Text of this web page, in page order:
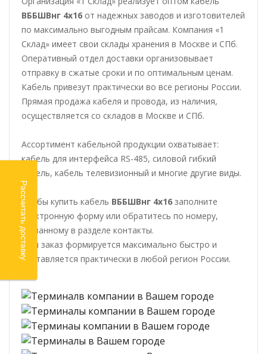
ВББШВнг 4х16 от надежных заводов и изготовителей
по максимально выгодным прайсам. Компания «1
Склад» имеет свои склады хранения в Москве и СПб.
Оперативный отдел доставки организовывает
отправку в сжатые сроки и по оптимальным ценам.
Кабель привезут практически во все регионы России.
Прямая продажа кабеля и провода, из наличия,
осуществляется со складов в Москве и СПб.
Ассортимент кабельной продукции охватывает:
кабель для интерфейса RS-485, силовой гибкий
кабель, кабель телевизионный и многие другие виды.
Чтобы купить кабель ВББШВнг 4х16 заполните
электронную форму или обратитесь по номеру,
указанному в разделе контакты.
Ваш заказ формируется максимально быстро и
доставляется практически в любой регион России.
Рассчитать доставку